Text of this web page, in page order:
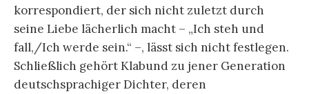
korrespondiert, der sich nicht zuletzt durch
seine Liebe lächerlich macht – „Ich steh und
fall,/Ich werde sein.“ –, lässt sich nicht festlegen.
Schließlich gehört Klabund zu jener Generation
deutschsprachiger Dichter, deren